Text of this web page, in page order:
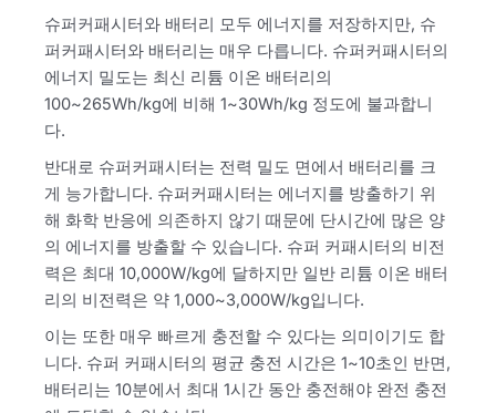
슈퍼커패시터와 배터리 모두 에너지를 저장하지만, 슈
퍼커패시터와 배터리는 매우 다릅니다. 슈퍼커패시터의
에너지 밀도는 최신 리튬 이온 배터리의
100~265Wh/kg에 비해 1~30Wh/kg 정도에 불과합니
다.
반대로 슈퍼커패시터는 전력 밀도 면에서 배터리를 크
게 능가합니다. 슈퍼커패시터는 에너지를 방출하기 위
해 화학 반응에 의존하지 않기 때문에 단시간에 많은 양
의 에너지를 방출할 수 있습니다. 슈퍼 커패시터의 비전
력은 최대 10,000W/kg에 달하지만 일반 리튬 이온 배터
리의 비전력은 약 1,000~3,000W/kg입니다.
이는 또한 매우 빠르게 충전할 수 있다는 의미이기도 합
니다. 슈퍼 커패시터의 평균 충전 시간은 1~10초인 반면,
배터리는 10분에서 최대 1시간 동안 충전해야 완전 충전